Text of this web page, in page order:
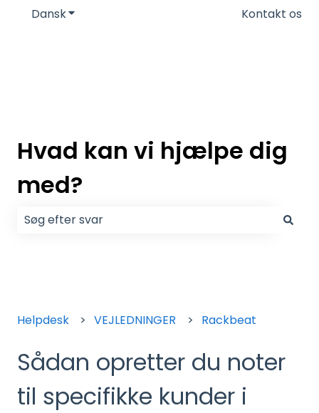
DanskVis undermenu for oversættelserKontakt os
Hvad kan vi hjælpe dig
med?
Helpdesk VEJLEDNINGER Rackbeat
Sådan opretter du noter
til specifikke kunder i